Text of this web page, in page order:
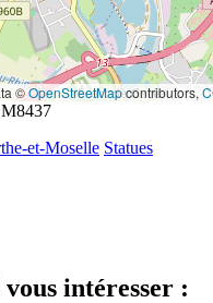
©OpenStreetMapcontributors,
M8437
et-Moselle Statues
vous intéresser :